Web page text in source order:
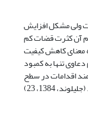
ولی مشکل افزایش
آن کثرت قضات کم
معنای کاهش کیفیت
تنها به کمبود
اقدامات در سطح
1384، 23)